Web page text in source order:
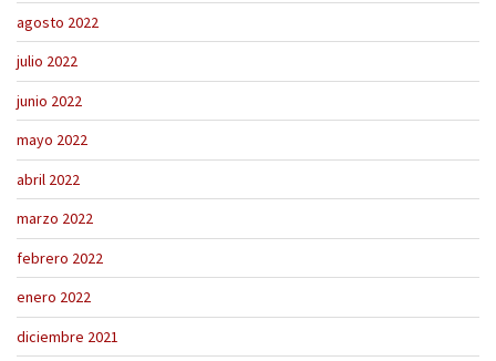
agosto 2022
julio 2022
junio 2022
mayo 2022
abril 2022
marzo 2022
febrero 2022
enero 2022
diciembre 2021